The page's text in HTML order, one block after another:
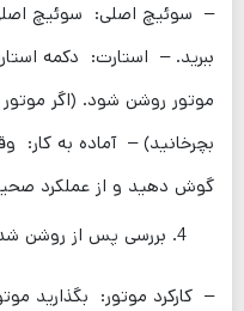
ببرید. – استارت: دکمه
موتور روشن شود. (اگر
بچرخانید) – آماده به کار:
گوش دهید و از عملکرد
بررسی پس از روشن
– کارکرد موتور: بگذارید